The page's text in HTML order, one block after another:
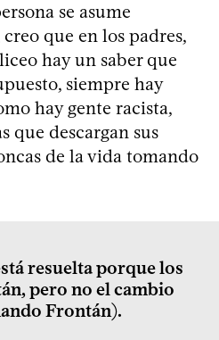
se asume
que en los padres,
hay un saber que
siempre hay
hay gente racista,
que descargan sus
de la vida tomando
resuelta porque los
pero no el cambio
Frontán).